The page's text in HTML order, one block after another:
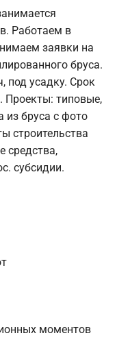
Работаем в
заявки на
бруса.
под усадку. Срок
Проекты: типовые,
из бруса с фото
строительства
средства,
субсидии.
моментов